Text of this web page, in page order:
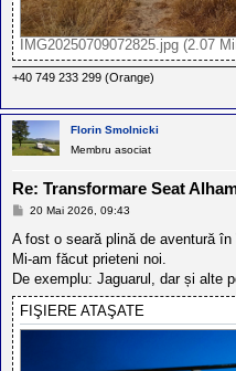
IMG20250709072825.jpg (2.07
+40 749 233 299 (Orange)
Florin Smolnicki
Membru asociat
Re: Transformare Seat
M
s
j
20 Mai 2026, 09:43
A fost o seară plină de aventură în
Mi-am făcut prieteni noi.
De exemplu: Jaguarul, dar și alte
FIŞIERE ATAŞATE